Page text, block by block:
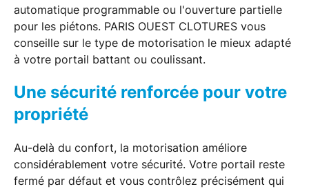
automatique programmable ou l'ouverture partielle
pour les piétons. PARIS OUEST CLOTURES vous
conseille sur le type de motorisation le mieux adapté
à votre portail battant ou coulissant.
Une sécurité renforcée pour votre
propriété
Au-delà du confort, la motorisation améliore
considérablement votre sécurité. Votre portail reste
fermé par défaut et vous contrôlez précisément qui